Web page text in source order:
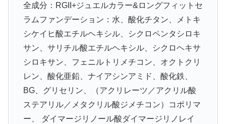
全成分：RGII+ジュエルカラー&ロングフィットセ
ラムファンデーション：水、酸化チタン、メトキ
シケイヒ酸エチルヘキシル、シクロペンタシロキ
サン、サリチル酸エチルヘキシル、シクロヘキサ
シロキサン、フェニルトリメチコン、オクトクリ
レン、酸化亜鉛、ナイアシンアミド、酸化鉄、
BG、グリセリン、（アクリレーツ／アクリル酸
ステアリル／メタクリル酸ジメチコン）コポリマ
ー、 ダイマージリノール酸ダイマージリノレイ